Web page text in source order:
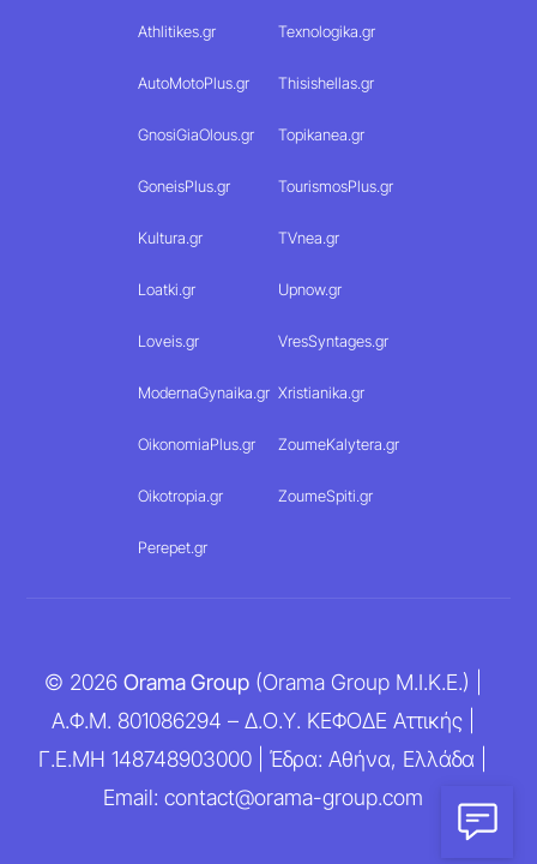
Athlitikes.gr Texnologika.gr
AutoMotoPlus.gr Thisishellas.gr
GnosiGiaOlous.gr Topikanea.gr
GoneisPlus.gr TourismosPlus.gr
Kultura.gr TVnea.gr
Loatki.gr Upnow.gr
Loveis.gr VresSyntages.gr
ModernaGynaika.gr Xristianika.gr
OikonomiaPlus.gr ZoumeKalytera.gr
Oikotropia.gr ZoumeSpiti.gr
Perepet.gr
© 2026 Orama Group(Orama Group Μ.Ι.Κ.Ε.) |
Α.Φ.Μ. 801086294 – Δ.Ο.Υ. ΚΕΦΟΔΕ Αττικής |
Γ.Ε.ΜΗ 148748903000 | Έδρα: Αθήνα, Ελλάδα |
Email: contact@orama-group.com